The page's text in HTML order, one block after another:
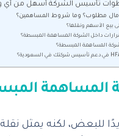
تأسيس الشركة أسهل من
مطلوب؟ وما شروط المساهمين؟
بيع الأسهم ونقلها؟
داخل الشركة المساهمة المبسطة؟
المساهمة المبسطة؟
المساهمة
للبعض، لكنه يمثل